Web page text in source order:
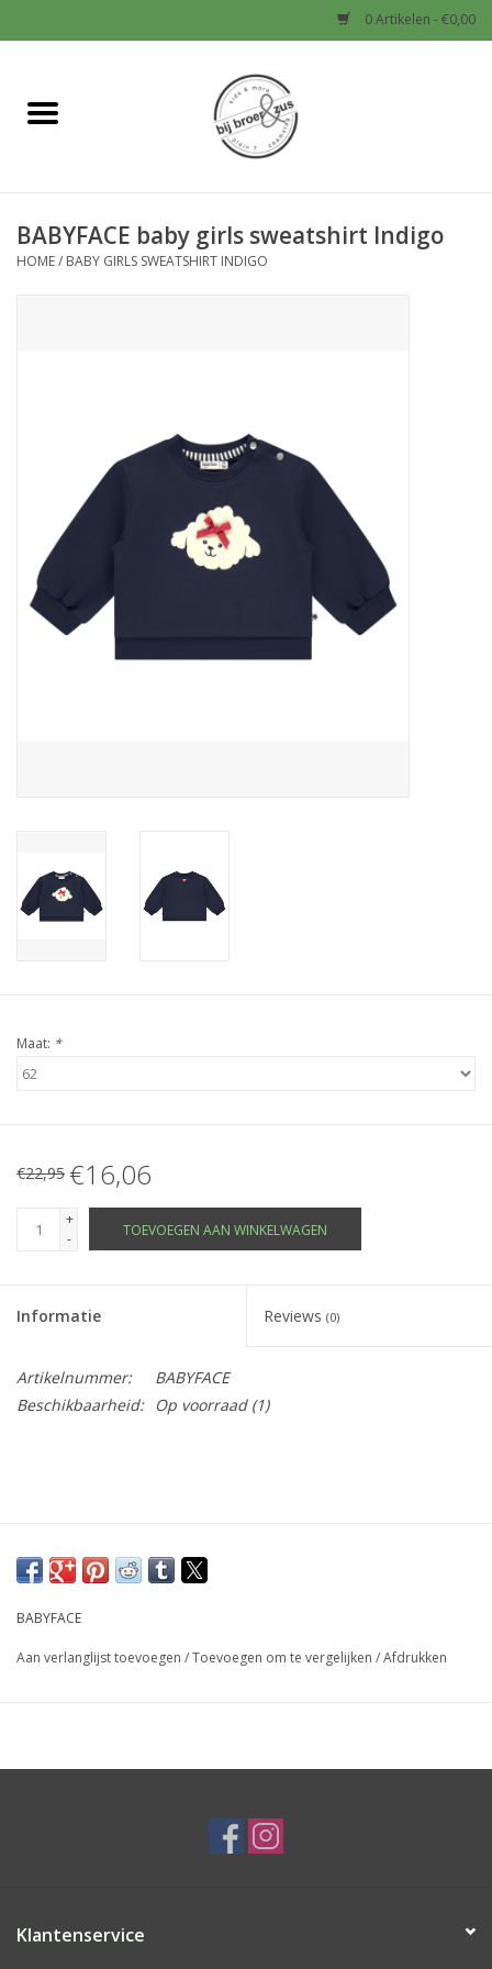
0 Artikelen - €0,00
Home
Baby
Schoenen en Tassen
Speelgoed
Cadeaubonnen
BABYFACE baby girls sweatshirt Indigo
HOME/ BABY GIRLS SWEATSHIRT INDIGO
Maat: *
€22,95 €16,06
+
-
TOEVOEGEN AAN WINKELWAGEN
Informatie Reviews (0)
Artikelnummer:
BABYFACE
Beschikbaarheid:
Op voorraad(1)
BABYFACE
Aan verlanglijst toevoegen /Toevoegen om te vergelijken /Afdrukken
Klantenservice